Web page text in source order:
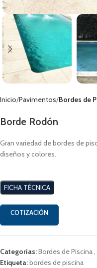
Inicio Pavimentos Bordes de
Borde Rodón
Gran variedad de bordes de
diseños y colores.
FICHA TÉCNICA
COTIZACIÓN
Categorías:Bordes de Piscina,
Etiqueta: bordes de piscina